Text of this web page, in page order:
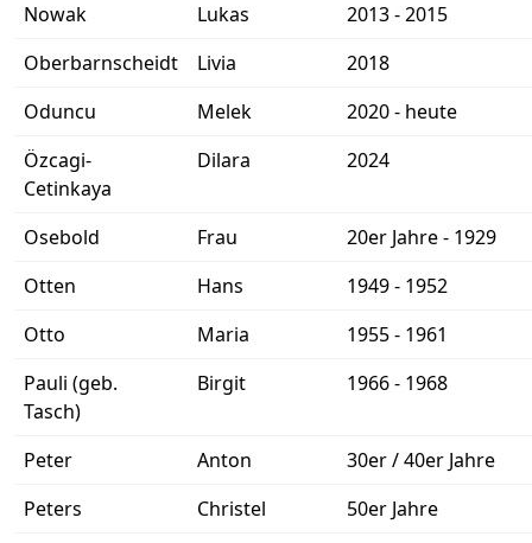
Nowak
Lukas
2013 - 2015
Oberbarnscheidt
Livia
2018
Oduncu
Melek
2020 - heute
Özcagi-
Cetinkaya
Dilara 2024
Osebold Frau
20er Jahre - 1929
Otten
Hans
1949 - 1952
Otto
Maria
1955 - 1961
Pauli (geb.
Tasch)
Birgit 1966 - 1968
Peter Anton
30er / 40er Jahre
Peters
Christel
50er Jahre